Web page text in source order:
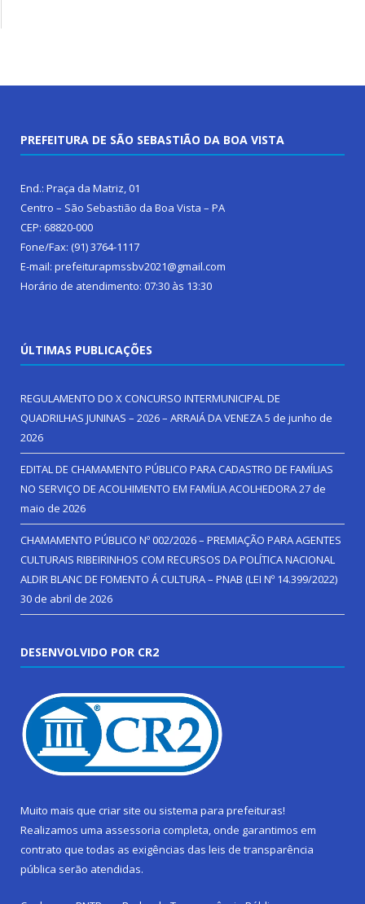
PREFEITURA DE SÃO SEBASTIÃO DA BOA VISTA
End.: Praça da Matriz, 01
Centro – São Sebastião da Boa Vista – PA
CEP: 68820-000
Fone/Fax: (91) 3764-1117
E-mail: prefeiturapmssbv2021@gmail.com
Horário de atendimento: 07:30 às 13:30
ÚLTIMAS PUBLICAÇÕES
REGULAMENTO DO X CONCURSO INTERMUNICIPAL DE
QUADRILHAS JUNINAS – 2026 – ARRAIÁ DA VENEZA5 de junho de
2026
EDITAL DE CHAMAMENTO PÚBLICO PARA CADASTRO DE FAMÍLIAS
NO SERVIÇO DE ACOLHIMENTO EM FAMÍLIA ACOLHEDORA27 de
maio de 2026
CHAMAMENTO PÚBLICO Nº 002/2026 – PREMIAÇÃO PARA AGENTES
CULTURAIS RIBEIRINHOS COM RECURSOS DA POLÍTICA NACIONAL
ALDIR BLANC DE FOMENTO Á CULTURA – PNAB (LEI Nº 14.399/2022)
30 de abril de 2026
DESENVOLVIDO POR CR2
Muito mais que criar site ou sistema para prefeituras!
Realizamos uma assessoria completa, onde garantimos em
contrato que todas as exigências das leis de transparência
pública serão atendidas.